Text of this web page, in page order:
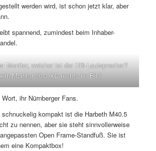
werden wird, ist schon jetzt klar, aber
spannend, zumindest beim Inhaber-
Monitor, welcher ist der Hifi-Lautsprecher?
Monitor 30.3 XDrechts im Bild
ihr Nürnberger Fans.
kompakt ist die Harbeth M40.5
zu nennen, aber sie steht sinnvollerweise
Open Frame-Standfuß. Sie ist
eine Kompaktbox!